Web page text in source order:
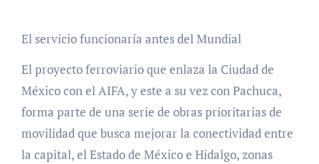
El servicio funcionaría antes del Mundial
El proyecto ferroviario que enlaza la Ciudad de
México con el AIFA, y este a su vez con Pachuca,
forma parte de una serie de obras prioritarias de
movilidad que busca mejorar la conectividad entre
la capital, el Estado de México e Hidalgo, zonas